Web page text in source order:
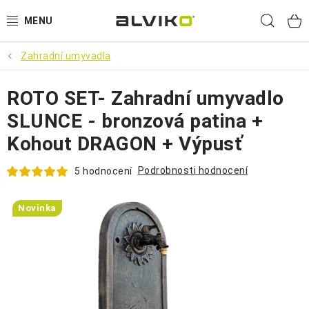
na
VÝPRODEJ
🌱 ZAHRADA 🌱
💦 SUDY NA VODU 💦
🔨 DÍLNA 🧰
BRUMEE ODRÁŽEDLA
🐕‍🦺 DOMÁCÍ MAZLÍČCI 🐈
Zahradní umyvadla
ROTO SET- Zahradní umyvadlo
SLUNCE - bronzová patina +
Kohout DRAGON + Výpusť
5 hodnocení Podrobnosti hodnocení
Novinka